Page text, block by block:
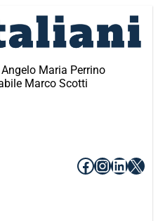
Maria Perrino
Marco Scotti
Facebook
X